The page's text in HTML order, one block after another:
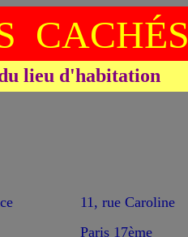
CACHÉS
lieu d'habitation
11, rue Caroline
Paris 17ème